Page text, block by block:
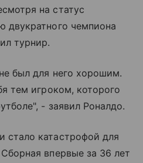
на статус
двукратного чемпиона
турнир.
был для него хорошим.
тем игроком, которого
- заявил Роналдо.
стало катастрофой для
впервые за 36 лет